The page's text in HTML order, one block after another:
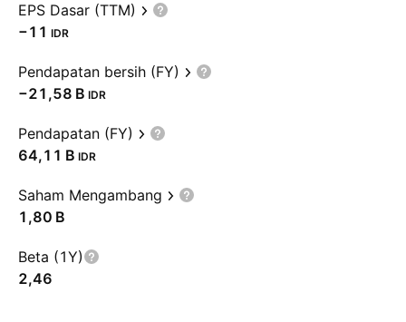
EPS Dasar (TTM)
−11 IDR
Pendapatan bersih (FY)
‪−21,58 B‬ IDR
Pendapatan (FY)
‪64,11 B‬ IDR
Saham Mengambang
‪1,80 B‬
Beta (1Y)
2,46